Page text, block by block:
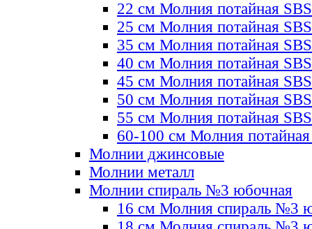
22 см Молния потайная SBS
25 см Молния потайная SBS
35 см Молния потайная SBS
40 см Молния потайная SBS
45 см Молния потайная SBS
50 см Молния потайная SBS
55 см Молния потайная SBS
60-100 см Молния
Молнии джинсовые
Молнии металл
Молнии спираль №3 юбочная
16 см Молния спираль №3